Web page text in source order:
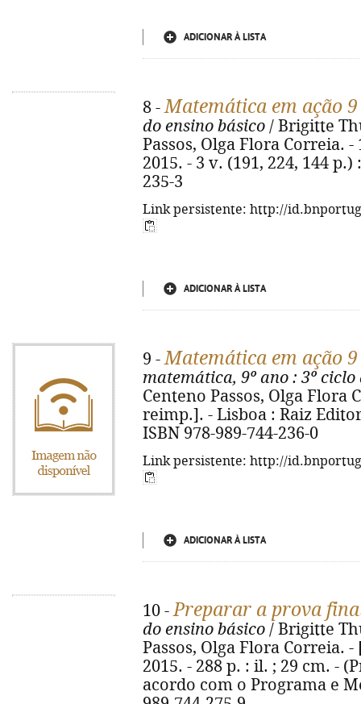
ADICIONAR À LISTA
8 -Matemática em ação 9
do ensino básico / Brigitte
Passos, Olga Flora Correia. -
2015. - 3 v. (191, 224, 144
235-3
Link persistente: http://
ADICIONAR À LISTA
9 -Matemática em ação 9
matemática, 9º ano : 3º ciclo
Centeno Passos, Olga Flora
reimp.]. - Lisboa : Raiz
ISBN 978-989-744-236-0
Link persistente: http://
ADICIONAR À LISTA
10 -Preparar a prova
do ensino básico / Brigitte
Passos, Olga Flora Correia.
2015. - 288 p. : il. ; 29 cm. -
acordo com o Programa e